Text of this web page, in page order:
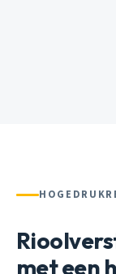
met een